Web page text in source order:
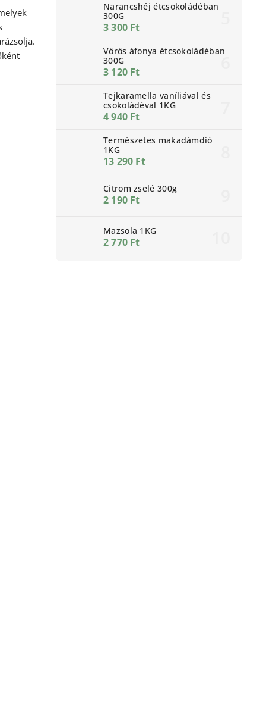
Narancshéj étcsokoládéban
300G
3 300 Ft
Vörös áfonya étcsokoládéban
300G
3 120 Ft
Tejkaramella vaníliával és
csokoládéval 1KG
4 940 Ft
Természetes makadámdió
1KG
13 290 Ft
Citrom zselé 300g
2 190 Ft
Mazsola 1KG
2 770 Ft